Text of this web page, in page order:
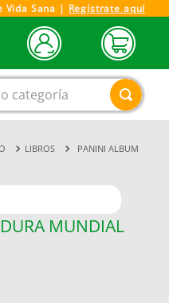
Vida Sana | Regístrate aquí
LIBROS
PANINI ALBUM
MUNDIAL